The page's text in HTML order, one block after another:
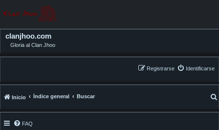
clanjhoo.com
Gloria al Clan Jhoo
Identificarse
Registrarse
Inicio Índice general Buscar
FAQ